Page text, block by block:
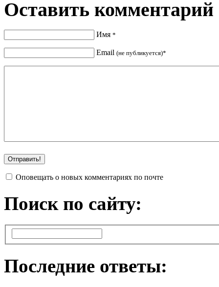
Оставить комментарий
Имя *
Email (не публикуется)*
Оповещать о новых комментариях по почте
Поиск по сайту:
Последние ответы: